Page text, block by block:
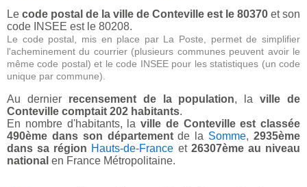
Le code postal de la ville de Conteville est le 80370 et son
code INSEE est le 80208.
Le code postal, mis en place par La Poste, permet de simplifier
l'acheminement du courrier (plusieurs communes peuvent avoir le
même code postal) et le code INSEE pour les statistiques (un code
unique par commune).
Au dernier recensement de la population, laville de
Conteville comptait 202 habitants.
En nombre d'habitants, la ville de Conteville est classée
490ème dans son départementde la Somme,2935ème
dans sa région Hauts-de-France et 26307ème au niveau
national en France Métropolitaine.